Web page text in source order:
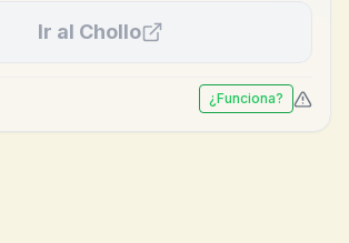
Ir al Chollo
¿Funciona?